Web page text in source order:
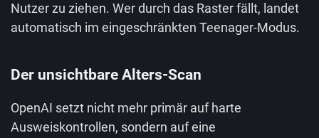
Nutzer zu ziehen. Wer durch das Raster fällt, landet
automatisch im eingeschränkten Teenager-Modus.
Der unsichtbare Alters-Scan
OpenAI setzt nicht mehr primär auf harte
Ausweiskontrollen, sondern auf eine